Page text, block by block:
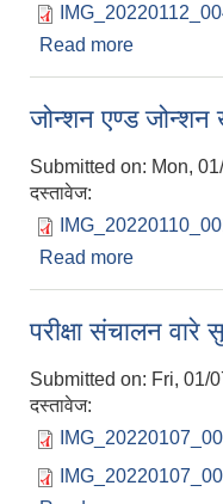
Read more
जोन्शन एण्ड जोन्शन
Submitted on: Mon,
दस्तावेज:
Read more
परीक्षा संचालन वारे
Submitted on: Fri, 01/
दस्तावेज: